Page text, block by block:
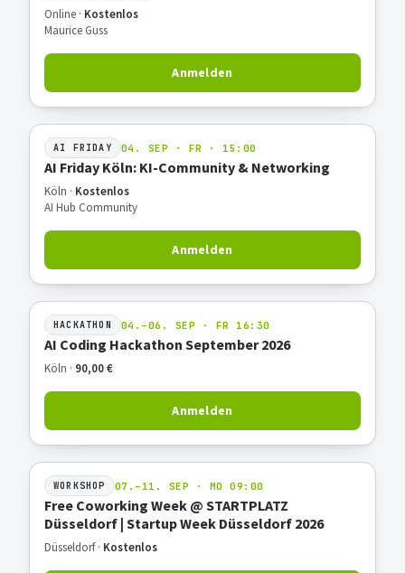
Online · Kostenlos
Maurice Guss
Anmelden
AI FRIDAY 04. SEP · FR · 15:00
AI Friday Köln: KI-Community & Networking
Köln · Kostenlos
AI Hub Community
Anmelden
HACKATHON 04.–06. SEP · FR 16:30
AI Coding Hackathon September 2026
Köln · 90,00 €
Anmelden
WORKSHOP 07.–11. SEP · MO 09:00
Free Coworking Week @ STARTPLATZ
Düsseldorf | Startup Week Düsseldorf 2026
Düsseldorf · Kostenlos